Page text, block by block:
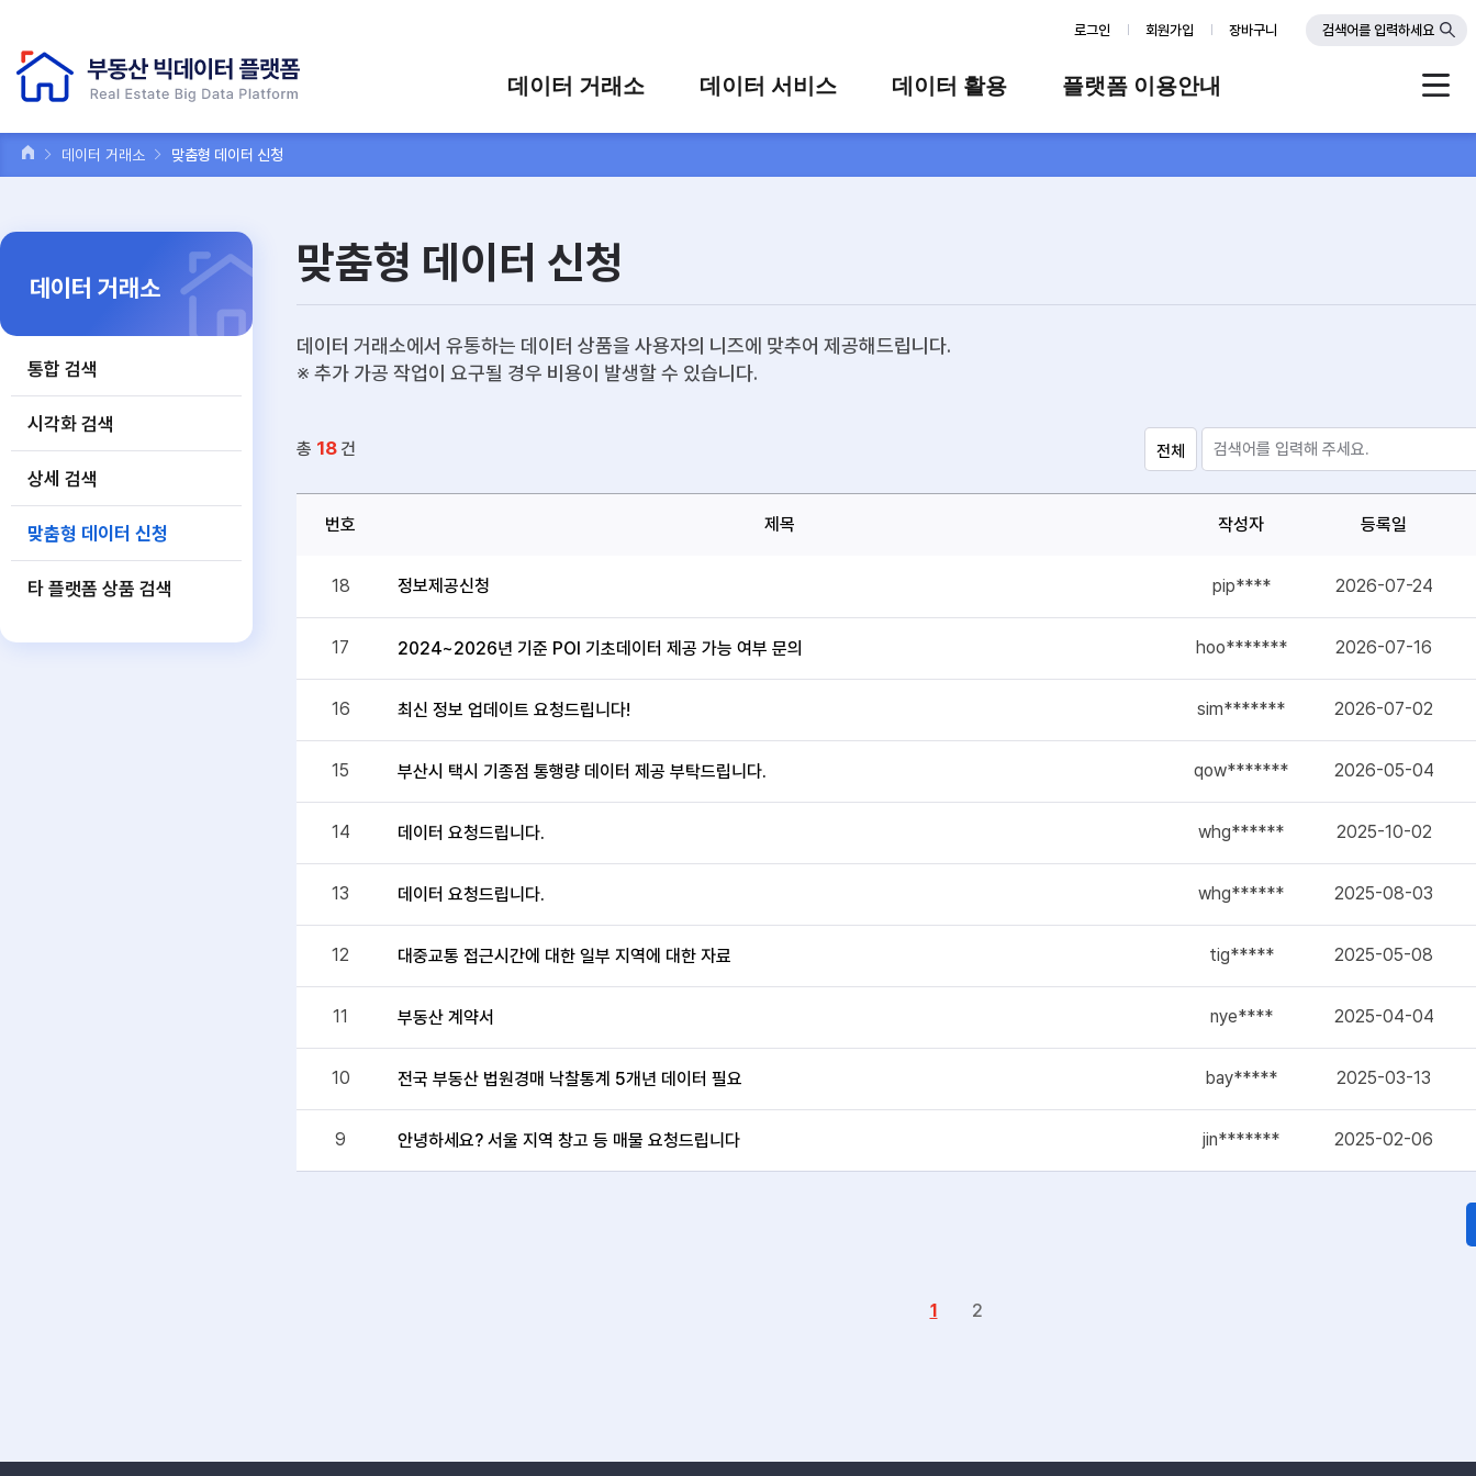
로그인 회원가입 장바구니 검색어를 입력하세요
데이터 거래소
상세 검색
맞춤형 데이터 신청
타 플랫폼 상품 검색
데이터 서비스 데이터 활용 플랫폼 이용안내
Q&A
데이터 거래소 맞춤형 데이터 신청
데이터 거래소
통합 검색
시각화 검색
상세 검색
맞춤형 데이터 신청
타 플랫폼 상품 검색
맞춤형 데이터 신청
데이터 거래소에서 유통하는 데이터 상품을 사용자의 니즈에 맞추어 제공해드립니다.
※ 추가 가공 작업이 요구될 경우 비용이 발생할 수 있습니다.
총 18 건
번호 제목 작성자 등록일
18 정보제공신청 pip**** 2026-07-24
17 2024~2026년 기준 POI 기초데이터 제공 가능 여부 문의 hoo******* 2026-07-16
16 최신 정보 업데이트 요청드립니다! sim******* 2026-07-02
15 부산시 택시 기종점 통행량 데이터 제공 부탁드립니다. qow******* 2026-05-04
14 데이터 요청드립니다. whg****** 2025-10-02
13 데이터 요청드립니다. whg****** 2025-08-03
12 대중교통 접근시간에 대한 일부 지역에 대한 자료 tig***** 2025-05-08
11 부동산 계약서 nye**** 2025-04-04
10 전국 부동산 법원경매 낙찰통계 5개년 데이터 필요 bay***** 2025-03-13
9 안녕하세요? 서울 지역 창고 등 매물 요청드립니다 jin******* 2025-02-06
1 2